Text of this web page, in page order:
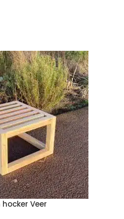
het product.
zijn €59 daar
op een
Veer